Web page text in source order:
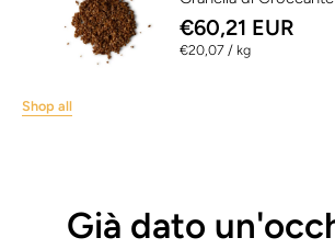
€60,21 EUR
€20,07 / per
kg
Shop all
Già dato